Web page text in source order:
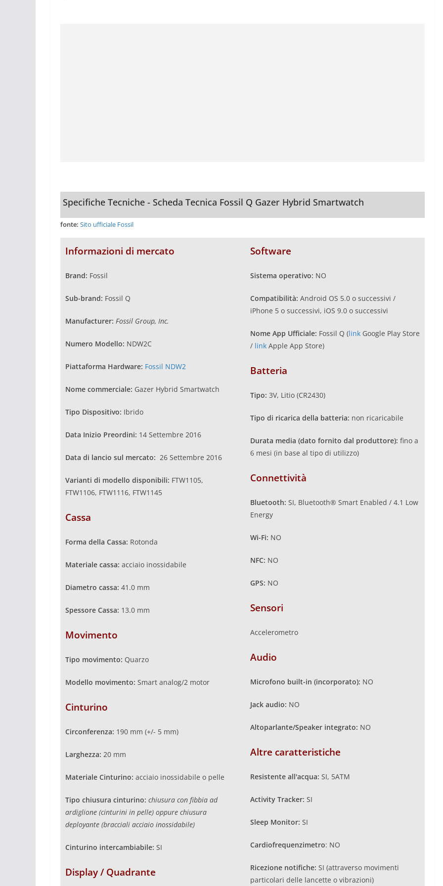
Specifiche Tecniche - Scheda Tecnica Fossil Q Gazer Hybrid Smartwatch
fonte: Sito ufficiale Fossil
Informazioni di mercato
Brand: Fossil
Sub-brand: Fossil Q
Manufacturer: Fossil Group, Inc.
Numero Modello: NDW2C
Piattaforma Hardware: Fossil NDW2
Nome commerciale: Gazer Hybrid Smartwatch
Tipo Dispositivo: Ibrido
Data Inizio Preordini: 14 Settembre 2016
Data di lancio sul mercato: 26 Settembre 2016
Varianti di modello disponibili: FTW1105,
FTW1106, FTW1116, FTW1145
Cassa
Forma della Cassa: Rotonda
Materiale cassa: acciaio inossidabile
Diametro cassa: 41.0 mm
Spessore Cassa: 13.0 mm
Movimento
Tipo movimento: Quarzo
Modello movimento: Smart analog/2 motor
Cinturino
Circonferenza: 190 mm (+/- 5 mm)
Larghezza: 20 mm
Materiale Cinturino: acciaio inossidabile o pelle
Tipo chiusura cinturino: chiusura con fibbia ad
ardiglione (cinturini in pelle) oppure chiusura
deployante (bracciali acciaio inossidabile)
Cinturino intercambiabile: SI
Display / Quadrante
Software
Sistema operativo: NO
Compatibilità: Android OS 5.0 o successivi /
iPhone 5 o successivi, iOS 9.0 o successivi
Nome App Ufficiale: Fossil Q (linkGoogle Play Store
/ linkApple App Store)
Batteria
Tipo: 3V, Litio (CR2430)
Tipo di ricarica della batteria: non ricaricabile
Durata media (dato fornito dal produttore): fino a
6 mesi (in base al tipo di utilizzo)
Connettività
Bluetooth: SI, Bluetooth® Smart Enabled / 4.1 Low
Energy
Wi-Fi: NO
NFC: NO
GPS: NO
Sensori
Accelerometro
Audio
Microfono built-in (incorporato): NO
Jack audio: NO
Altoparlante/Speaker integrato: NO
Altre caratteristiche
Resistente all'acqua: SI, 5ATM
Activity Tracker: SI
Sleep Monitor: SI
Cardiofrequenzimetro: NO
Ricezione notifiche: SI (attraverso movimenti
particolari delle lancette o vibrazioni)